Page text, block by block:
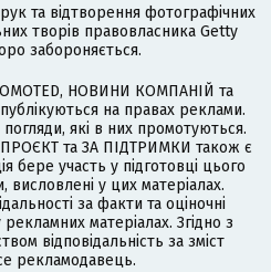
та відтворення фотографічних
творів правовласника Getty
забороняється.
НОВИНИ КОМПАНІЙ та
на правах реклами.
які в них промотуються.
та ЗА ПІДТРИМКИ також є
бере участь у підготовці цього
висловлені у цих матеріалах.
за факти та оціночні
матеріалах. Згідно з
відповідальність за зміст
рекламодавець.